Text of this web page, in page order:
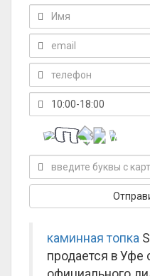
каминная топка
продается в Уфе